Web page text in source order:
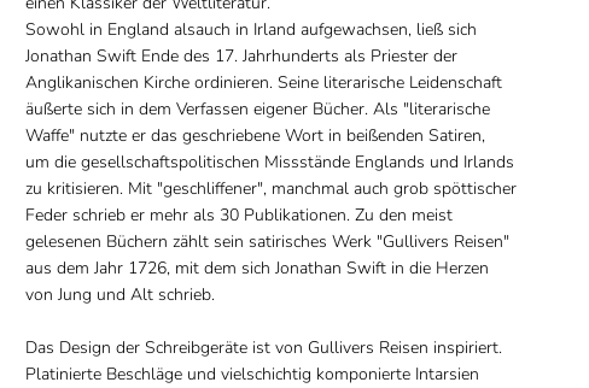
Sowohl in England alsauch in Irland aufgewachsen, ließ sich
Jonathan Swift Ende des 17. Jahrhunderts als Priester der
Anglikanischen Kirche ordinieren. Seine literarische Leidenschaft
äußerte sich in dem Verfassen eigener Bücher. Als "literarische
Waffe" nutzte er das geschriebene Wort in beißenden Satiren,
um die gesellschaftspolitischen Missstände Englands und Irlands
zu kritisieren. Mit "geschliffener", manchmal auch grob spöttischer
Feder schrieb er mehr als 30 Publikationen. Zu den meist
gelesenen Büchern zählt sein satirisches Werk "Gullivers Reisen"
aus dem Jahr 1726, mit dem sich Jonathan Swift in die Herzen
von Jung und Alt schrieb.
Das Design der Schreibgeräte ist von Gullivers Reisen inspiriert.
Platinierte Beschläge und vielschichtig komponierte Intarsien